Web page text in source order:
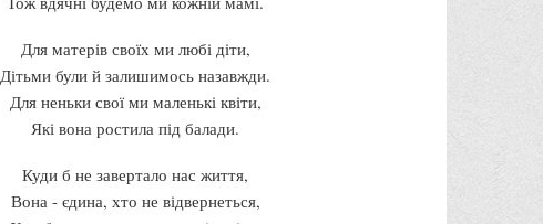
Для матерів своїх ми любі діти,
Дітьми були й залишимось назавжди.
Для неньки свої ми маленькі квіти,
Які вона ростила під балади.
Куди б не завертало нас життя,
Вона - єдина, хто не відвернеться,